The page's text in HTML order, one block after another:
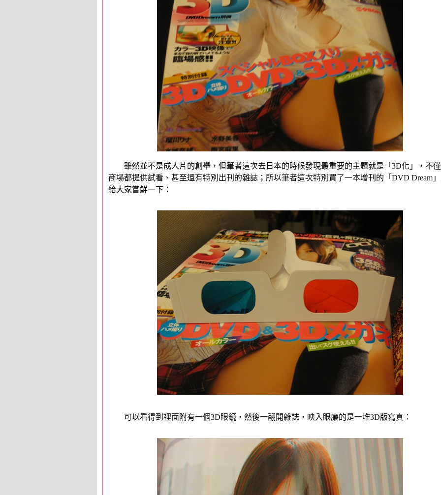
雖然並不是成人片的創舉，但筆者這次去日本的時候發現最重要的主題就是「3D化」，不
商場都提供試看、甚至還有特別出刊的雜誌；所以筆者這次特別買了一本增刊的「DVD Dream
給大家嘗鮮一下：
可以看得到裡面附有一個3D眼鏡，然後一翻開雜誌，映入眼廉的是一堆3D版寫真：